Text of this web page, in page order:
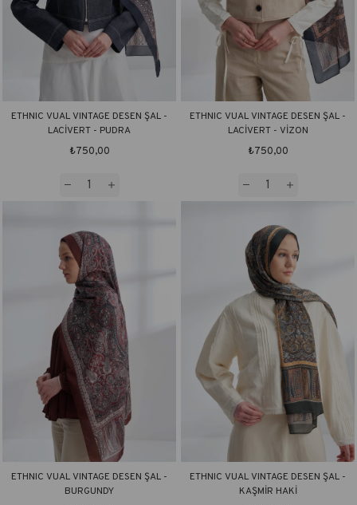
ETHNIC VUAL VINTAGE DESEN ŞAL -
LACİVERT - PUDRA
₺750,00
ETHNIC VUAL VINTAGE DESEN ŞAL -
LACİVERT - VİZON
₺750,00
ETHNIC VUAL VINTAGE DESEN ŞAL -
BURGUNDY
ETHNIC VUAL VINTAGE DESEN ŞAL -
KAŞMİR HAKİ